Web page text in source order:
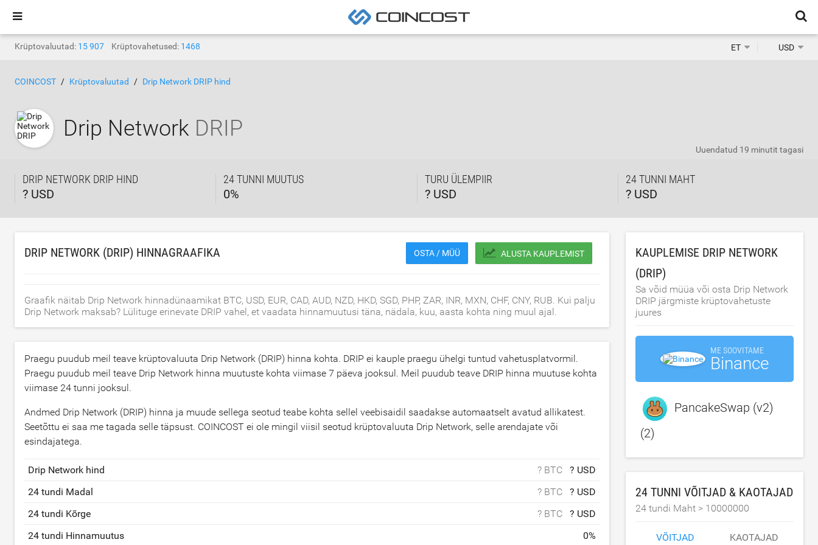
Krüptovaluutad: 15 907 Krüptovahetused: 1468 ET USD
COINCOST Krüptovaluutad Drip Network DRIP hind
Drip Network DRIP
DRIP NETWORK DRIP HIND
? USD
24 TUNNI MUUTUS
0%
TURU ÜLEMPIIR
? USD
24 TUNNI MAHT
? USD
Uuendatud 19 minutit tagasi
DRIP NETWORK (DRIP) HINNAGRAAFIKA OSTA / MÜÜ ALUSTA KAUPLEMIST
Graafik näitab Drip Network hinnadünaamikat BTC, USD, EUR, CAD, AUD, NZD, HKD, SGD, PHP, ZAR, INR, MXN, CHF, CNY, RUB. Kui palju
Drip Network maksab? Lülituge erinevate DRIP vahel, et vaadata hinnamuutusi täna, nädala, kuu, aasta kohta ning muul ajal.
Praegu puudub meil teave krüptovaluuta Drip Network (DRIP) hinna kohta. DRIP ei kauple praegu ühelgi tuntud vahetusplatvormil.
Praegu puudub meil teave Drip Network hinna muutuste kohta viimase 7 päeva jooksul. Meil puudub teave DRIP hinna muutuse kohta
viimase 24 tunni jooksul.
Andmed Drip Network (DRIP) hinna ja muude sellega seotud teabe kohta sellel veebisaidil saadakse automaatselt avatud allikatest.
Seetõttu ei saa me tagada selle täpsust. COINCOST ei ole mingil viisil seotud krüptovaluuta Drip Network, selle arendajate või
esindajatega.
Drip Network hind ? BTC
? USD
24 tundi Madal
? BTC
? USD
24 tundi Kõrge
? BTC
? USD
24 tundi Hinnamuutus
0%
KAUPLEMISE DRIP NETWORK
(DRIP)
Sa võid müüa või osta Drip Network
DRIP järgmiste krüptovahetuste
juures
ME SOOVITAME
Binance
PancakeSwap (v2)
(2)
24 TUNNI VÕITJAD & KAOTAJAD
24 tundi Maht > 10000000
VÕITJAD KAOTAJAD